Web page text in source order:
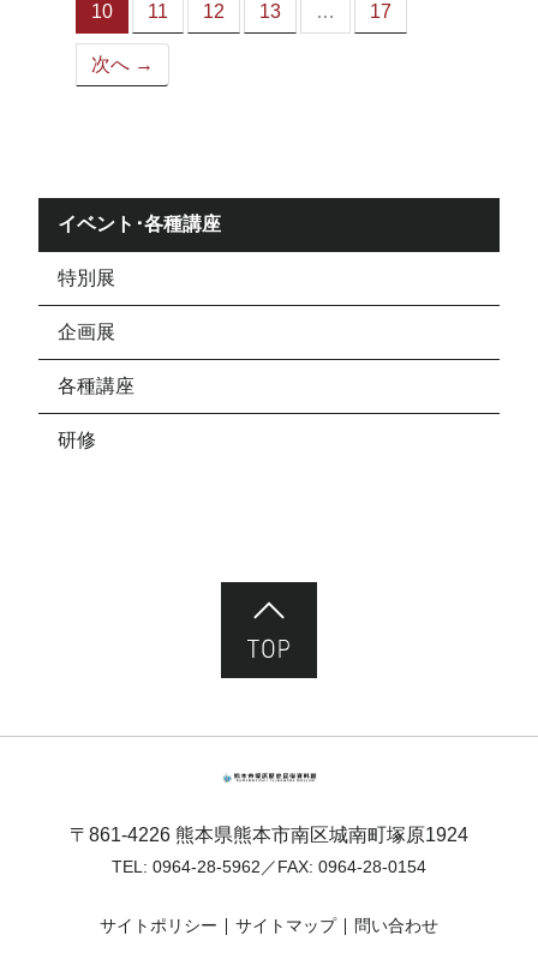
10
（こ
の
ペ
11 12 13 … 17
次へ →
イベント･各種講座
特別展
企画展
各種講座
研修
〒861-4226 熊本県熊本市南区城南町塚原1924
TEL: 0964-28-5962 ／FAX: 0964-28-0154
サイトポリシー サイトマップ 問い合わせ